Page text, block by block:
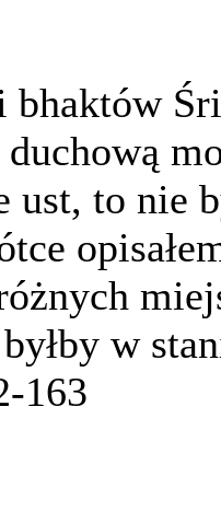
bhaktów
ust, to nie
w
163